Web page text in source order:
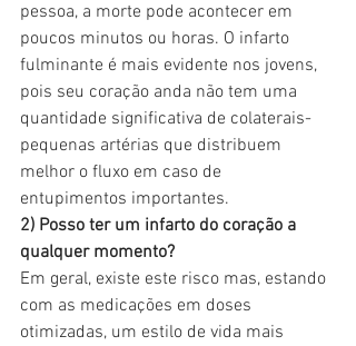
pessoa, a morte pode acontecer em
poucos minutos ou horas. O infarto
fulminante é mais evidente nos jovens,
pois seu coração anda não tem uma
quantidade significativa de colaterais-
pequenas artérias que distribuem
melhor o fluxo em caso de
entupimentos importantes.
2) Posso ter um infarto do coração a
qualquer momento?
Em geral, existe este risco mas, estando
com as medicações em doses
otimizadas, um estilo de vida mais